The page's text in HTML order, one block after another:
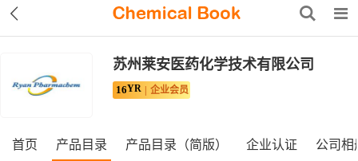
苏州莱安医药化学技术有限公司
16YR 企业会员
首页 产品目录 产品目录（简版） 企业认证 公司相